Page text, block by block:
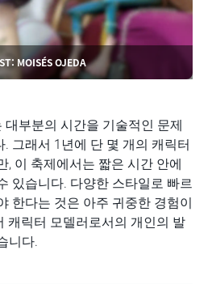
MOISÉS OJEDA
부분의 시간을 기술적인 문제
그래서 1년에 단 몇 개의 캐릭터
, 이 축제에서는 짧은 시간 안에
있습니다. 다양한 스타일로 빠르
한다는 것은 아주 귀중한 경험이
캐릭터 모델러로서의 개인의 발
니다.